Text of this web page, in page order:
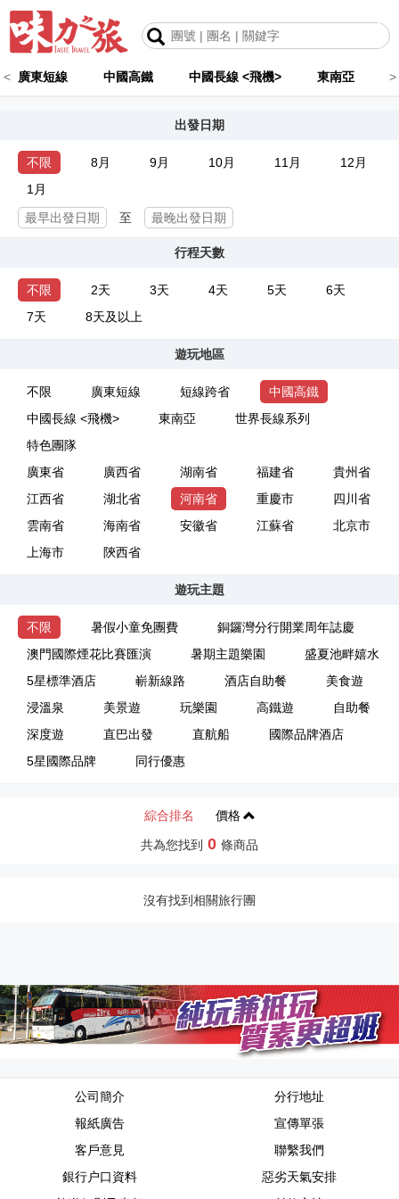
< 廣東短線 中國高鐵 中國長線 <飛機> 東南亞 >
出發日期
不限 8月 9月 10月 11月
12月
1月
至
行程天數
不限 2天 3天 4天 5天
6天
7天
8天及以上
遊玩地區
不限 廣東短線 短線跨省
中國高鐵
中國長線 <飛機>
東南亞
世界長線系列
特色團隊
廣東省
廣西省 湖南省 福建省
貴州省
江西省
湖北省 河南省 重慶市
四川省
雲南省
海南省 安徽省 江蘇省
北京市
上海市
陝西省
遊玩主題
不限 暑假小童免團費
銅鑼灣分行開業周年誌慶
澳門國際煙花比賽匯演
暑期主題樂園
盛夏池畔嬉水
5星標準酒店
嶄新線路 酒店自助餐
美食遊
浸溫泉
美景遊 玩樂園 高鐵遊
自助餐
深度遊
直巴出發 直航船
國際品牌酒店
5星國際品牌
同行優惠
綜合排名 價格
共為您找到 0 條商品
沒有找到相關旅行團
公司簡介
分行地址
報紙廣告
宣傳單張
客戶意見
聯繫我們
銀行户口資料
惡劣天氣安排